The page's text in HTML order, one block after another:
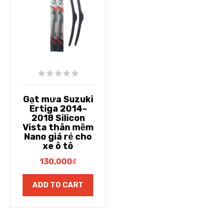
Gạt mưa Suzuki
Ertiga 2014-
2018 Silicon
Vista thân mềm
Nano giá rẻ cho
xe ô tô
130,000₫
ADD TO CART